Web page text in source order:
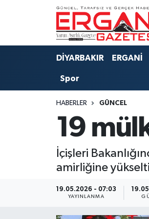
DİYARBAKIR ERGANİ
Spor
HABERLER GÜNCEL
19
İçişleri
amirliğine
19.05.2026 - 07:03
YAYINLANMA
DİYARBAKIR
BAĞLAR
ERGANİ
Resmi İlanlar
Si̇yaset
Ergani Nöbetçi Eczaneler
Ergani Hava Durumu
Tüm Manşetler
Son Dakika Haberleri
Haber Arşivi